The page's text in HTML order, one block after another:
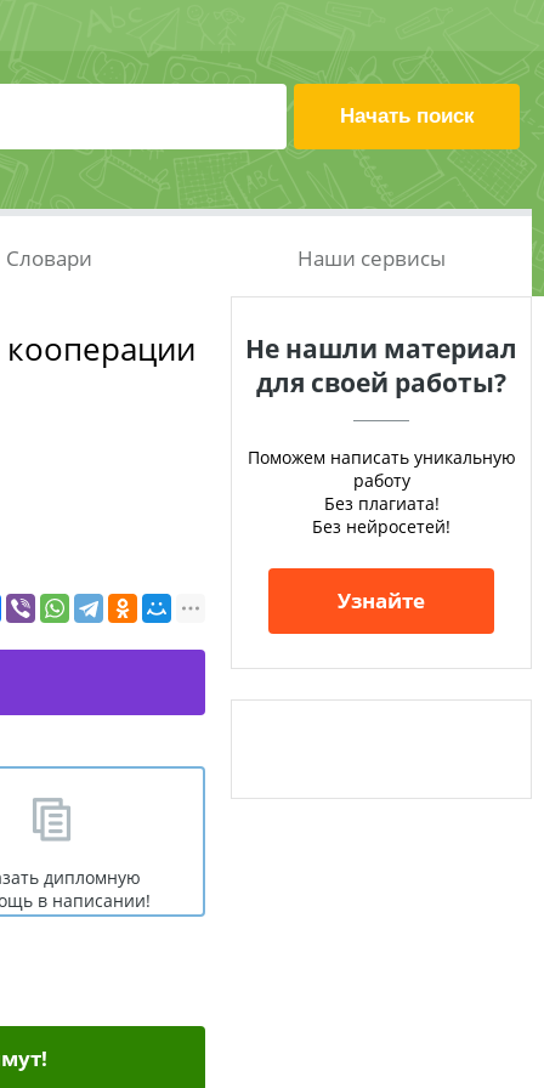
Словари Наши сервисы
кооперации
дипломную
в написании!
Не нашли материал
для своей работы?
Поможем написать уникальную
работу
Без плагиата!
Без нейросетей!
Узнайте